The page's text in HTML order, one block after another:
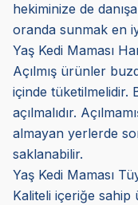
hekiminize de
oranda sunmak en
Yaş Kedi Maması
Açılmış ürünler
içinde tüketilmelidir.
açılmalıdır.
almayan yerlerde
saklanabilir.
Yaş Kedi Maması
Kaliteli içeriğe